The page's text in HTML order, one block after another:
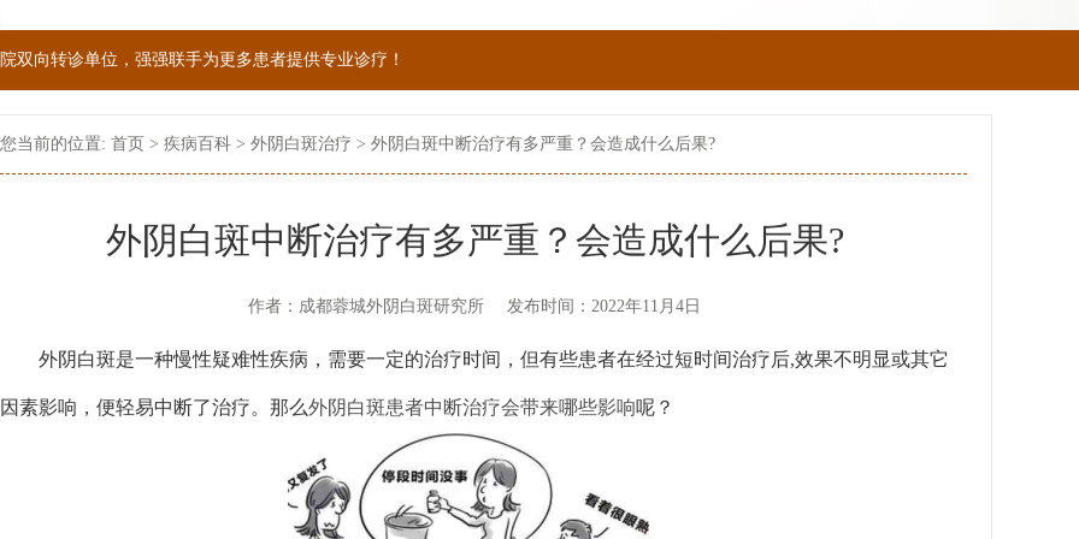
双向转诊单位，强强联手为更多患者提供专业诊疗！
；警惕虚假广告，坚持正规医院就诊
您当前的位置: 首页 > 疾病百科 > 外阴白斑治疗 > 外阴白斑中断治疗有多严重？会造成什么后果?
外阴白斑中断治疗有多严重？会造成什么后果?
作者：成都蓉城外阴白斑研究所 发布时间：2022年11月4日
外阴白斑是一种慢性疑难性疾病，需要一定的治疗时间，但有些患者在经过短时间治疗后,效果不明显或其它
因素影响，便轻易中断了治疗。那么外阴白斑患者中断治疗会带来哪些影响呢？